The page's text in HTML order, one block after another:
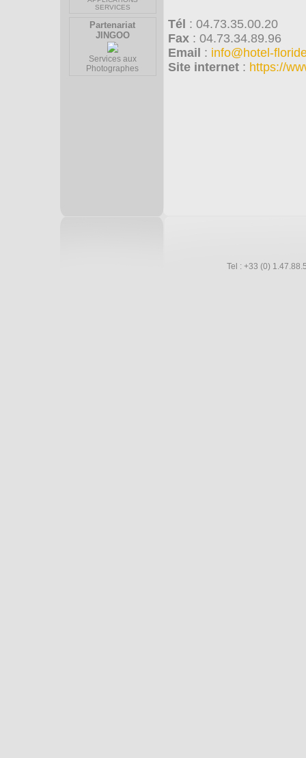
SERVICES
Partenariat
JINGOO
Services aux
Photographes
Tél : 04.73.35.00.20
Fax : 04.73.34.89.96
Email : info@hotel-
Site internet : https://
Tel : +33 (0)